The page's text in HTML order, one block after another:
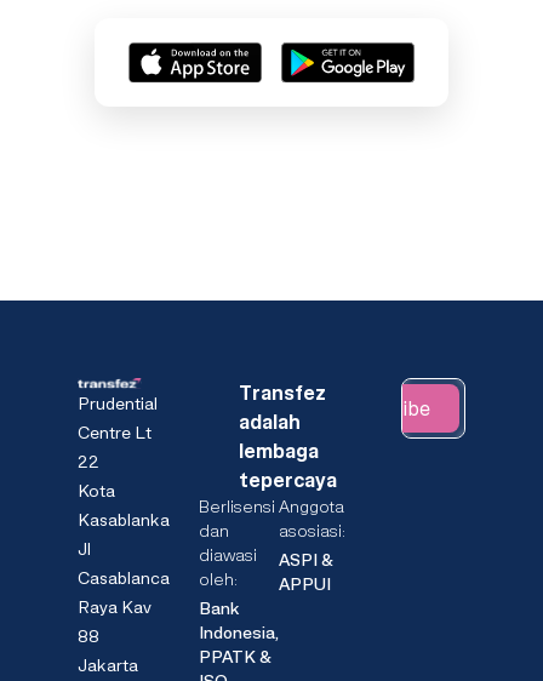
Prudential
Centre Lt
22
Kota
Kasablanka
Jl
Casablanca
Raya Kav
88
Jakarta
Transfez
adalah
lembaga
tepercaya
Berlisensi
dan
diawasi
oleh:
Bank
Indonesia,
PPATK &
Anggota
asosiasi:
ASPI &
APPUI
Subscribe